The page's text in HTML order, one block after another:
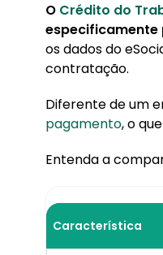
O Crédito do
especificamente
os dados do
contratação.
Diferente de um
pagamento, o
Entenda a
Característica